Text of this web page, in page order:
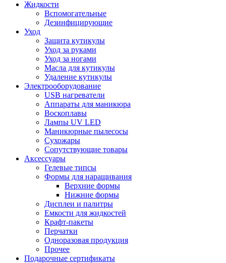
Жидкости
Вспомогательные
Дезинфицирующие
Уход
Защита кутикулы
Уход за руками
Уход за ногами
Масла для кутикулы
Удаление кутикулы
Электрооборудование
USB нагреватели
Аппараты для маникюра
Воскоплавы
Лампы UV LED
Маникюрные пылесосы
Сухожары
Сопутствующие товары
Аксессуары
Гелевые типсы
Формы для наращивания
Верхние формы
Нижние формы
Дисплеи и палитры
Емкости для жидкостей
Крафт-пакеты
Перчатки
Одноразовая продукция
Прочее
Подарочные сертификаты